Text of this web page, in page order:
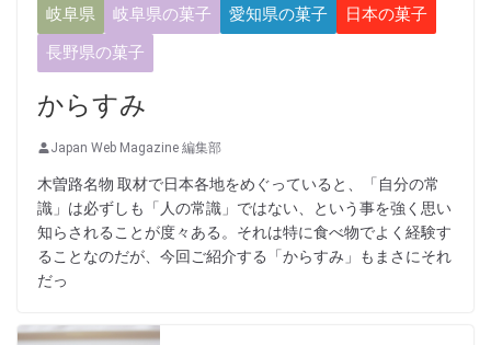
岐阜県 岐阜県の菓子 愛知県の菓子
日本の菓子
長野県の菓子
からすみ
Japan Web Magazine 編集部
木曽路名物 取材で日本各地をめぐっていると、「自分の常
識」は必ずしも「人の常識」ではない、という事を強く思い
知らされることが度々ある。それは特に食べ物でよく経験す
ることなのだが、今回ご紹介する「からすみ」もまさにそれ
だっ